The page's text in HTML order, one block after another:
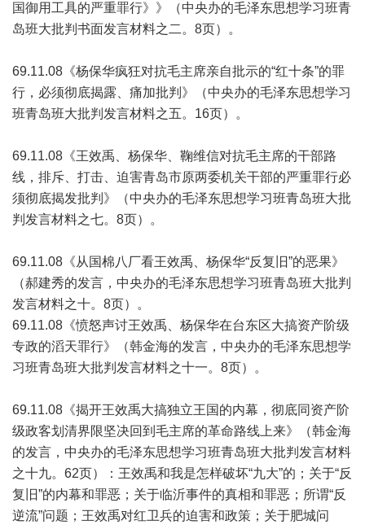
国御用工具的严重罪行》》（中央办的毛泽东思想学习班青
岛班大批判书面发言材料之二。8页）。
69.11.08《杨保华疯狂对抗毛主席亲自批示的“红十条”的罪
行，必须彻底揭露、痛加批判》（中央办的毛泽东思想学习
班青岛班大批判发言材料之五。16页）。
69.11.08《王效禹、杨保华、鞠维信对抗毛主席的干部路
线，排斥、打击、迫害青岛市原两委机关干部的严重罪行必
须彻底揭发批判》（中央办的毛泽东思想学习班青岛班大批
判发言材料之七。8页）。
69.11.08《从国棉八厂看王效禹、杨保华“反复旧”的恶果》
（郝建秀的发言，中央办的毛泽东思想学习班青岛班大批判
发言材料之十。8页）。
69.11.08《愤怒声讨王效禹、杨保华在台东区大搞资产阶级
专政的滔天罪行》（韩金海的发言，中央办的毛泽东思想学
习班青岛班大批判发言材料之十一。8页）。
69.11.08《揭开王效禹大搞独立王国的内幕，彻底同资产阶
级政客划清界限坚决回到毛主席的革命路线上来》（韩金海
的发言，中央办的毛泽东思想学习班青岛班大批判发言材料
之十九。62页）：王效禹和我是怎样破坏“九大”的；关于“反
复旧”的内幕和罪恶；关于临沂事件的真相和罪恶；所谓“反
逆流”问题；王效禹对红卫兵的迫害和政策；关于肥城问